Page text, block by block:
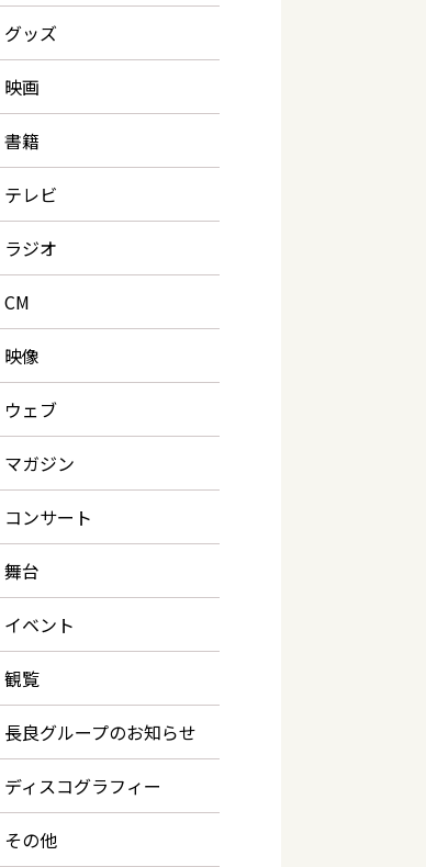
グッズ
映画
書籍
テレビ
ラジオ
CM
映像
ウェブ
マガジン
コンサート
舞台
イベント
観覧
長良グループのお知らせ
ディスコグラフィー
その他